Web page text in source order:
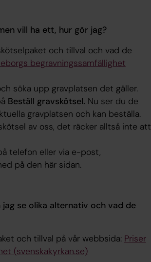
vill ha ett, hur gör jag?
och tillval och vad de
begravningssamfällighet
söka upp gravplatsen det gäller.
Beställ gravskötsel. Nu ser du de
gravplatsen och kan beställa.
av oss, det räcker alltså inte att
telefon eller via e-post,
på den här sidan.
se olika alternativ och vad de
och tillval på vår webbsida: Priser
(svenskakyrkan.se)